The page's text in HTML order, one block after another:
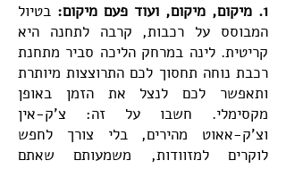
1. מיקום, מיקום, ועוד פעם מיקום:
בטיול
המבוסס על רכבות, קרבה לתחנה היא
קריטית. לינה במרחק הליכה סביר מתחנת
רכבת נוחה תחסוך לכם התרוצצות מיותרת
ותאפשר לכם לנצל את הזמן באופן
מקסימלי. חשבו על זה: צ'ק-אין
וצ'ק-אאוט מהירים, בלי צורך לחפש
לוקרים למזוודות, משמעותם שאתם